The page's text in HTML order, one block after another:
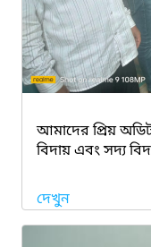
আমাদের প্রিয়
বিদায় এবং সদ্য
দেখুন